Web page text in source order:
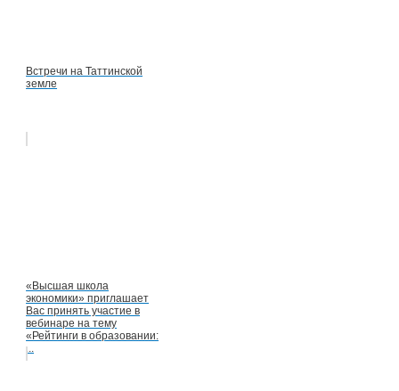
Встречи на Таттинской
земле
«Высшая школа
экономики» приглашает
Вас принять участие в
вебинаре на тему
«Рейтинги в образовании:
...